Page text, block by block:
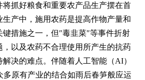
将抓好粮食和重要农产品生产摆在首
产中，施用农药是提高作物产量和
措施之一，但″毒韭菜″等事件折射
，以及农药不合理使用所产生的抗药
决的难点。伴随着人工智能（AI）
多原有产业的结合如雨后春笋般应运